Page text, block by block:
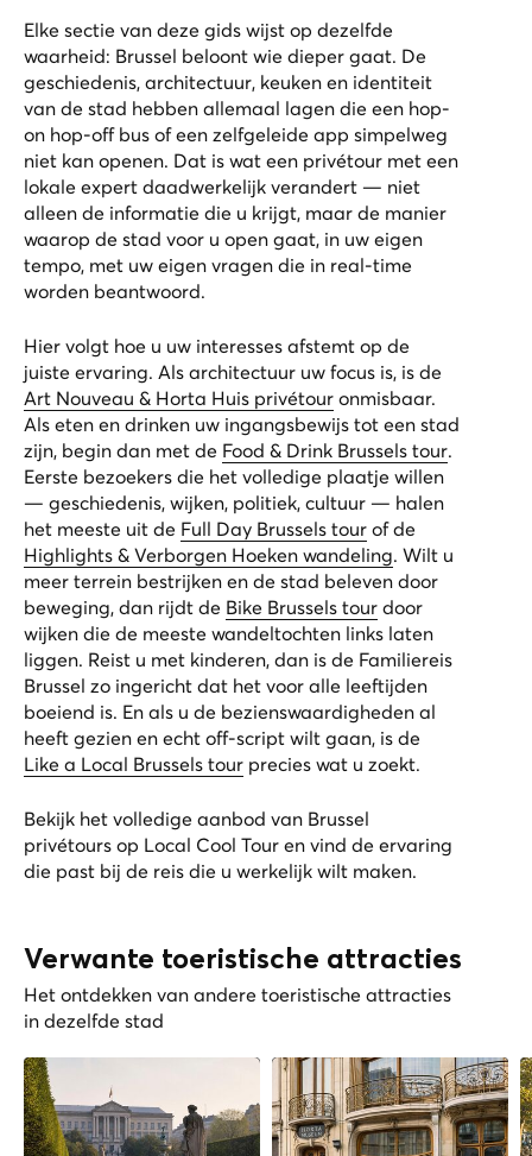
Elke sectie van deze gids wijst op dezelfde
waarheid: Brussel beloont wie dieper gaat. De
geschiedenis, architectuur, keuken en identiteit
van de stad hebben allemaal lagen die een hop-
on hop-off bus of een zelfgeleide app simpelweg
niet kan openen. Dat is wat een privétour met een
lokale expert daadwerkelijk verandert — niet
alleen de informatie die u krijgt, maar de manier
waarop de stad voor u open gaat, in uw eigen
tempo, met uw eigen vragen die in real-time
worden beantwoord.
Hier volgt hoe u uw interesses afstemt op de
juiste ervaring. Als architectuur uw focus is, is de
Art Nouveau & Horta Huis privétour onmisbaar.
Als eten en drinken uw ingangsbewijs tot een stad
zijn, begin dan met de Food & Drink Brussels tour.
Eerste bezoekers die het volledige plaatje willen
— geschiedenis, wijken, politiek, cultuur — halen
het meeste uit de Full Day Brussels tour of de
Highlights & Verborgen Hoeken wandeling. Wilt u
meer terrein bestrijken en de stad beleven door
beweging, dan rijdt de Bike Brussels tour door
wijken die de meeste wandeltochten links laten
liggen. Reist u met kinderen, dan is de Familiereis
Brussel zo ingericht dat het voor alle leeftijden
boeiend is. En als u de bezienswaardigheden al
heeft gezien en echt off-script wilt gaan, is de
Like a Local Brussels tour precies wat u zoekt.
Bekijk het volledige aanbod van Brussel
privétours op Local Cool Tour en vind de ervaring
die past bij de reis die u werkelijk wilt maken.
Verwante toeristische attracties
Het ontdekken van andere toeristische attracties
in dezelfde stad